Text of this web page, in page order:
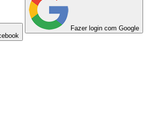
Fazer login com Google